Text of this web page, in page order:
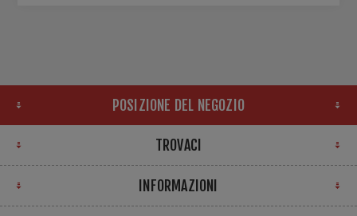
POSIZIONE DEL NEGOZIO
TROVACI
INFORMAZIONI